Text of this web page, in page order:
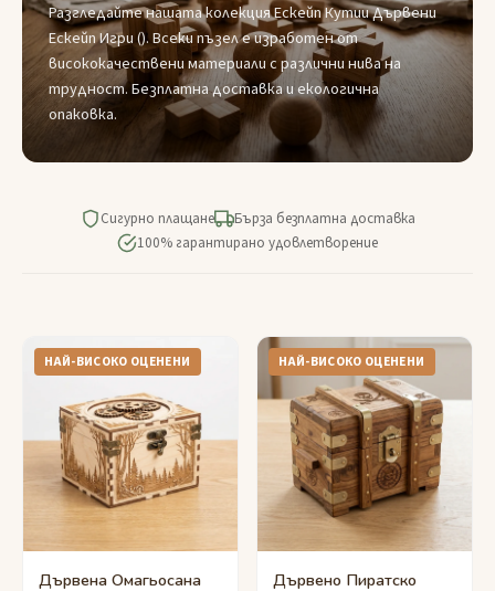
Разгледайте нашата колекция Ескейп Кутии Дървени
Ескейп Игри (). Всеки пъзел е изработен от
висококачествени материали с различни нива на
трудност. Безплатна доставка и екологична
опаковка.
Сигурно плащане
Бърза безплатна доставка
100% гарантирано удовлетворение
НАЙ-ВИСОКО ОЦЕНЕНИ
Дървена Омагьосана
НАЙ-ВИСОКО ОЦЕНЕНИ
Дървено Пиратско